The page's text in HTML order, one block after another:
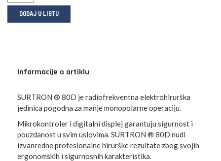
DODAJ U LISTU
Informacije o artiklu
SURTRON ® 80D je radiofrekventna elektrohirurška
jedinica pogodna za manje monopolarne operaciju.
Mikrokontroler i digitalni displej garantuju sigurnost i
pouzdanost u svim uslovima. SURTRON ® 80D nudi
izvanredne profesionalne hirurške rezultate zbog svojih
ergonomskih i sigurnosnih karakteristika.